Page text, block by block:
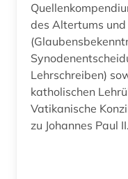
berlin (2)
besatzung (1)
beschluss (1)
besetzung (1)
bibel (2)
Palaestina (1)
Polen (8)
des Altertums
Lehrschreiben)
katholischen
Vatikanische
zu Johannes Paul